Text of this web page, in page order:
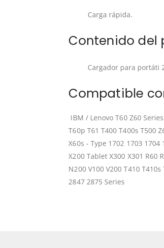
Carga rápida.
Contenido del
Cargador para portáti
Compatible
IBM / Lenovo T60 Z60
T60p T61 T400 T400s T500
X60s - Type 1702 1703 1704
X200 Tablet X300 X301 R60
N200 V100 V200 T410
2847 2875 Series